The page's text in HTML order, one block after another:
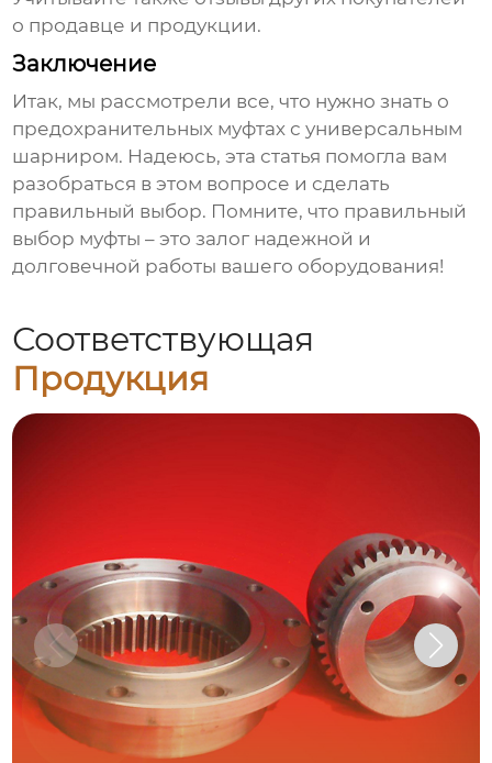
о продавце и продукции.
Заключение
Итак, мы рассмотрели все, что нужно знать о
предохранительных муфтах с универсальным
шарниром. Надеюсь, эта статья помогла вам
разобраться в этом вопросе и сделать
правильный выбор. Помните, что правильный
выбор муфты – это залог надежной и
долговечной работы вашего оборудования!
Соответствующая
Продукция